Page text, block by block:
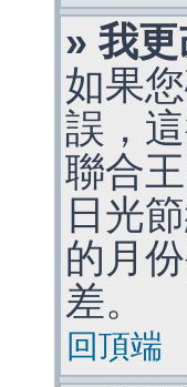
» 我
如果
誤，
聯合
日光
的月
差。
回頂端